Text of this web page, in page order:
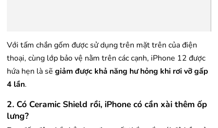
Với tấm chắn gốm được sử dụng trên mặt trên của điện
thoại, cùng lớp bảo vệ nằm trên các cạnh, iPhone 12 được
hứa hẹn là sẽ giảm được khả năng hư hỏng khi rơi vỡ gấp
4 lần.
2. Có Ceramic Shield rồi, iPhone có cần xài thêm ốp
lưng?